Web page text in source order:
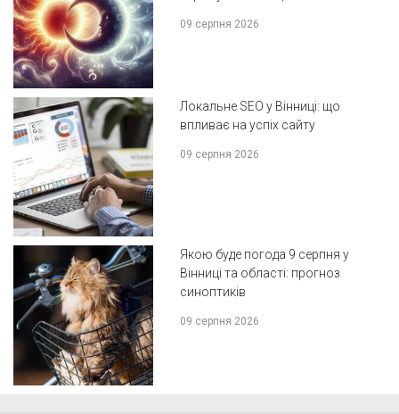
09 серпня 2026
Локальне SEO у Вінниці: що
впливає на успіх сайту
09 серпня 2026
Якою буде погода 9 серпня у
Вінниці та області: прогноз
синоптиків
09 серпня 2026